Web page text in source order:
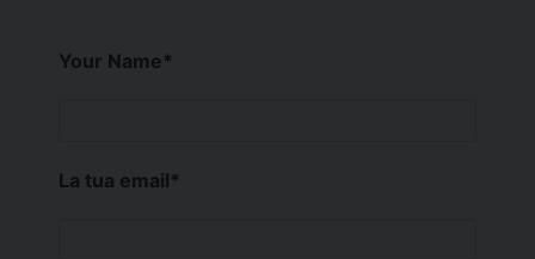
Your Name*
La tua email*